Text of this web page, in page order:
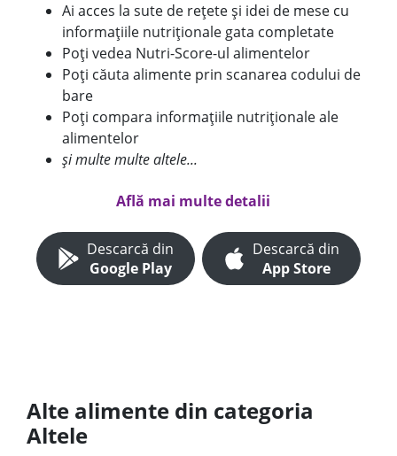
Ai acces la sute de rețete și idei de mese cu
informațiile nutriționale gata completate
Poți vedea Nutri-Score-ul alimentelor
Poți căuta alimente prin scanarea codului de
bare
Poți compara informațiile nutriționale ale
alimentelor
și multe multe altele...
Află mai multe detalii
Descarcă din
Google Play
Descarcă din
App Store
Alte alimente din categoria
Altele